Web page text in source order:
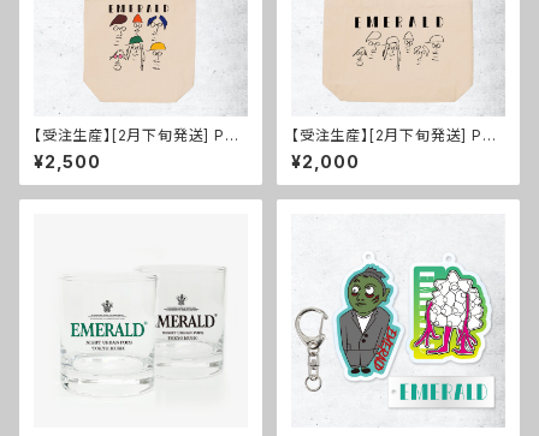
【受注生産】[2月下旬発送] Port
rait Tote Bag
¥2,500
【受注生産】[2月下旬発送] Port
rait Tote Bag Mono
¥2,000